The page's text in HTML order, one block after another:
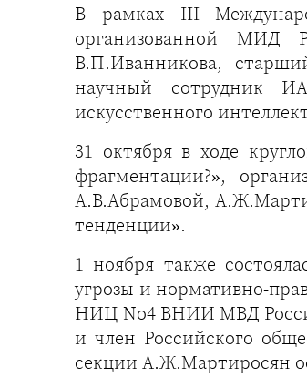
В рамках III
организованной
В.П.Иванникова,
научный сотрудник
искусственного
31 октября в ходе
фрагментации?»,
А.В.Абрамовой,
тенденции».
1 ноября также
угрозы и нормативно-
НИЦ No4 ВНИИ МВД
и член Российского
секции А.Ж.Мартиросян